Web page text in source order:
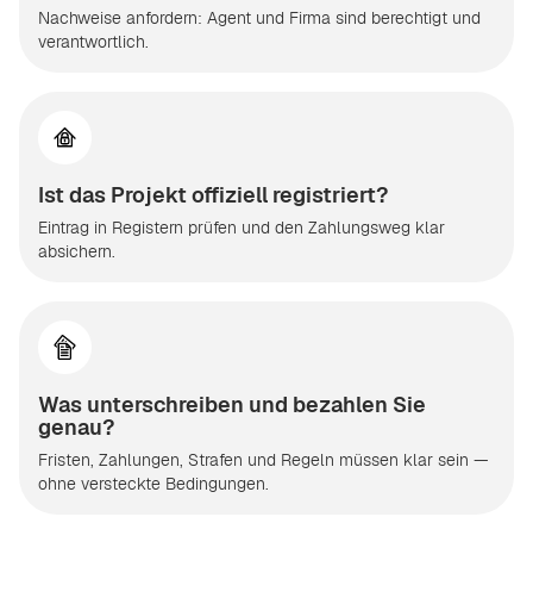
Nachweise anfordern: Agent und Firma sind berechtigt und
verantwortlich.
Ist das Projekt offiziell registriert?
Eintrag in Registern prüfen und den Zahlungsweg klar
absichern.
Was unterschreiben und bezahlen Sie
genau?
Fristen, Zahlungen, Strafen und Regeln müssen klar sein —
ohne versteckte Bedingungen.